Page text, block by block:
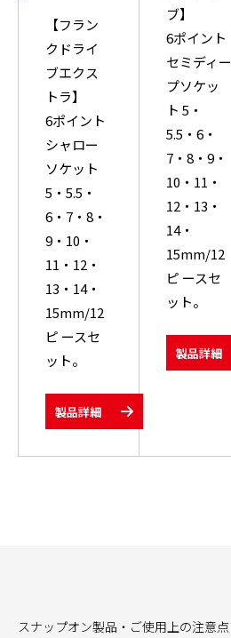
【フラン
クドライ
ブエクス
トラ】
6ポイント
シャロー
ソケット
5・5.5・
6・7・8・
9・10・
11・12・
13・14・
15mm/12
ピ ースセ
ット。
製品詳細
ブ】
6ポイント
セミディー
プソケッ
ト 5・
5.5・6・
7・8・9・
10・11・
12・13・
14・
15mm/12
ピ ースセ
ット。
製品詳細
スナップオン製品・ご使用上の注意点